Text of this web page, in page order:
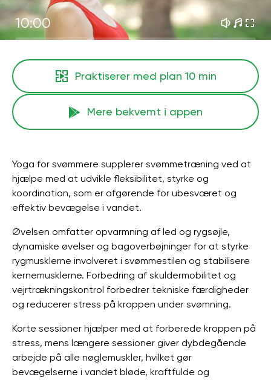
10:00
Praktiserer med plan 10 min
Mere bekvemt i appen
Yoga for svømmere supplerer svømmetræning ved at
hjælpe med at udvikle fleksibilitet, styrke og
koordination, som er afgørende for ubesværet og
effektiv bevægelse i vandet.
Øvelsen omfatter opvarmning af led og rygsøjle,
dynamiske øvelser og bagoverbøjninger for at styrke
rygmusklerne involveret i svømmestilen og stabilisere
kernemusklerne. Forbedring af skuldermobilitet og
vejrtrækningskontrol forbedrer tekniske færdigheder
og reducerer stress på kroppen under svømning.
Korte sessioner hjælper med at forberede kroppen på
stress, mens længere sessioner giver dybdegående
arbejde på alle nøglemuskler, hvilket gør
bevægelserne i vandet bløde, kraftfulde og